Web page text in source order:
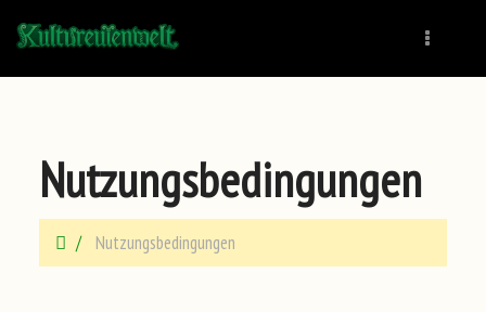
Nutzungsbedingungen
Nutzungsbedingungen